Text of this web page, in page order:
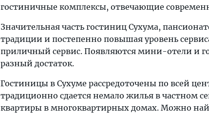
гостиничные комплексы, отвечающие
Значительная часть гостиниц Сухума,
традиции и постепенно повышая уровень
приличный сервис. Появляются мини-отели и
разный достаток.
Гостиницы в Сухуме рассредоточены по всей
традиционно сдается немало жилья в частном
квартиры в многоквартирных домах. Можно